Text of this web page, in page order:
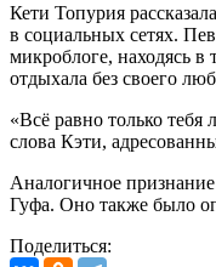
Кети Топурия
в социальных сетях.
микроблоге, находясь в
отдыхала без своего
«Всё равно только
слова Кэти,
Аналогичное
Гуфа. Оно также было
Поделиться: